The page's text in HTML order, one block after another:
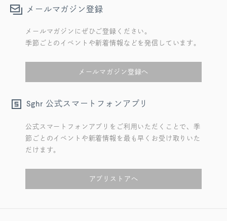
メールマガジン登録
メールマガジンにぜひご登録ください。
季節ごとのイベントや新着情報などを発信しています。
メールマガジン登録へ
Sghr 公式スマートフォンアプリ
公式スマートフォンアプリをご利用いただくことで、季
節ごとのイベントや新着情報を最も早くお受け取りいた
だけます。
アプリストアへ